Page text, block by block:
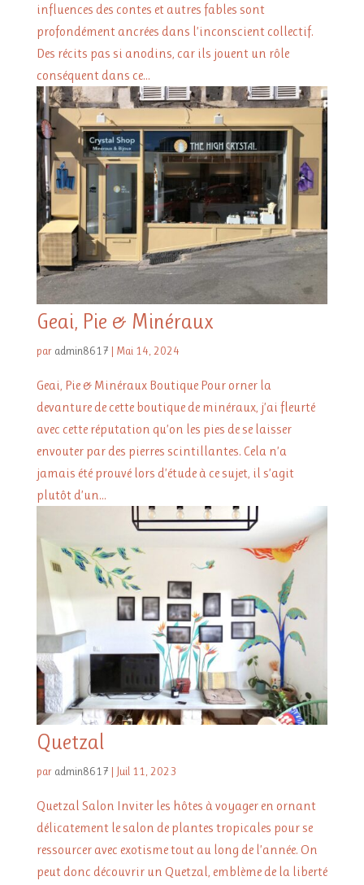
influences des contes et autres fables sont
profondément ancrées dans l’inconscient collectif.
Des récits pas si anodins, car ils jouent un rôle
conséquent dans ce...
Geai, Pie & Minéraux
par admin8617 | Mai 14, 2024
Geai, Pie & Minéraux Boutique Pour orner la
devanture de cette boutique de minéraux, j’ai fleurté
avec cette réputation qu’on les pies de se laisser
envouter par des pierres scintillantes. Cela n’a
jamais été prouvé lors d’étude à ce sujet, il s’agit
plutôt d’un...
Quetzal
par admin8617 | Juil 11, 2023
Quetzal Salon Inviter les hôtes à voyager en ornant
délicatement le salon de plantes tropicales pour se
ressourcer avec exotisme tout au long de l’année. On
peut donc découvrir un Quetzal, emblème de la liberté